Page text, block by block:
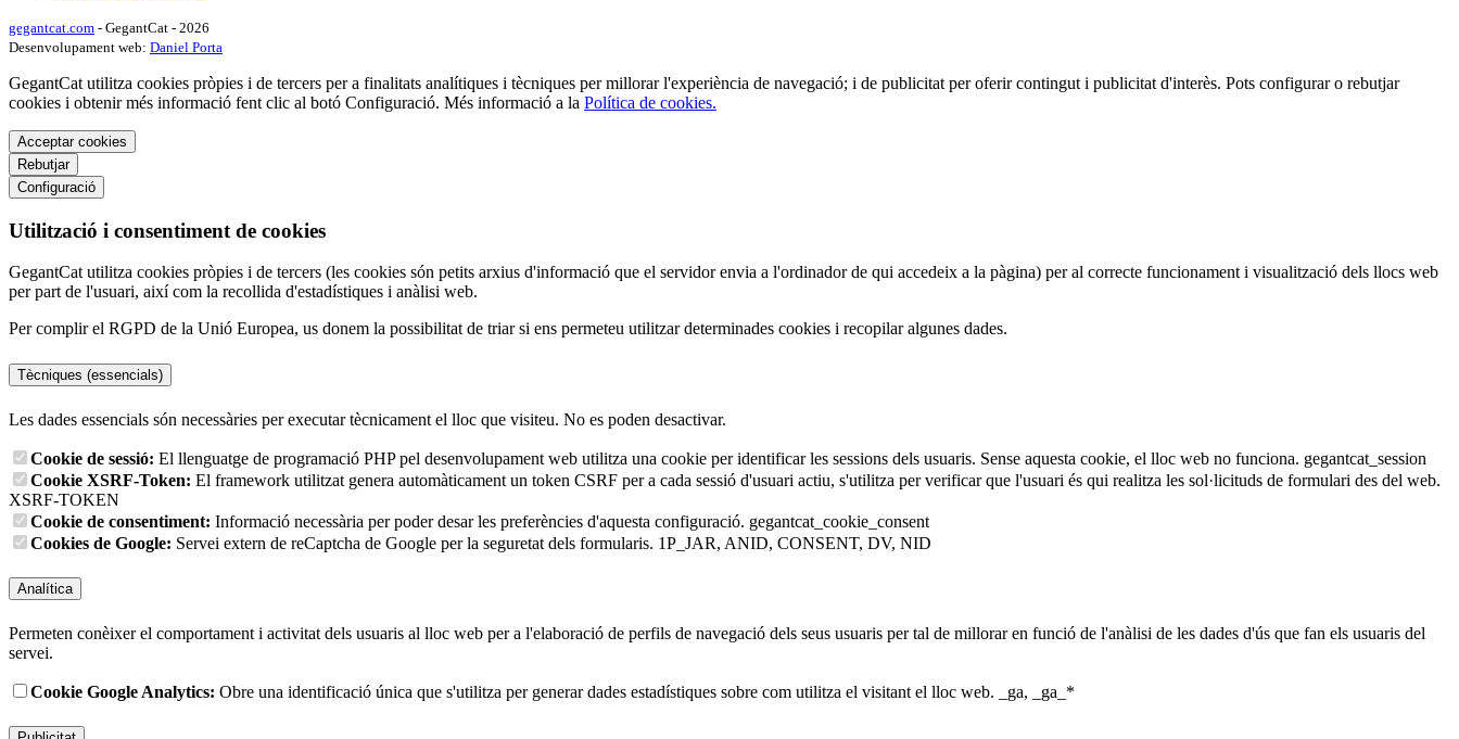
gegantcat.com - GegantCat - 2026
Desenvolupament web: Daniel Porta
GegantCat utilitza cookies pròpies i de tercers per a finalitats analítiques i tècniques per millorar l'experiència de navegació; i de publicitat per oferir contingut i publicitat d'interès. Pots configurar o rebutjar
cookies i obtenir més informació fent clic al botó Configuració. Més informació a la Política de cookies.
Acceptar cookies
Rebutjar
Configuració
Utilització i consentiment de cookies
GegantCat utilitza cookies pròpies i de tercers (les cookies són petits arxius d'informació que el servidor envia a l'ordinador de qui accedeix a la pàgina) per al correcte funcionament i visualització dels llocs web
per part de l'usuari, així com la recollida d'estadístiques i anàlisi web.
Per complir el RGPD de la Unió Europea, us donem la possibilitat de triar si ens permeteu utilitzar determinades cookies i recopilar algunes dades.
Tècniques (essencials)
Les dades essencials són necessàries per executar tècnicament el lloc que visiteu. No es poden desactivar.
Cookie de sessió: El llenguatge de programació PHP pel desenvolupament web utilitza una cookie per identificar les sessions dels usuaris. Sense aquesta cookie, el lloc web no funciona. gegantcat_session
Cookie XSRF-Token: El framework utilitzat genera automàticament un token CSRF per a cada sessió d'usuari actiu, s'utilitza per verificar que l'usuari és qui realitza les sol·licituds de formulari des del web.
XSRF-TOKEN
Cookie de consentiment: Informació necessària per poder desar les preferències d'aquesta configuració. gegantcat_cookie_consent
Cookies de Google: Servei extern de reCaptcha de Google per la seguretat dels formularis. 1P_JAR, ANID, CONSENT, DV, NID
Analítica
Permeten conèixer el comportament i activitat dels usuaris al lloc web per a l'elaboració de perfils de navegació dels seus usuaris per tal de millorar en funció de l'anàlisi de les dades d'ús que fan els usuaris del
servei.
Cookie Google Analytics: Obre una identificació única que s'utilitza per generar dades estadístiques sobre com utilitza el visitant el lloc web. _ga, _ga_*